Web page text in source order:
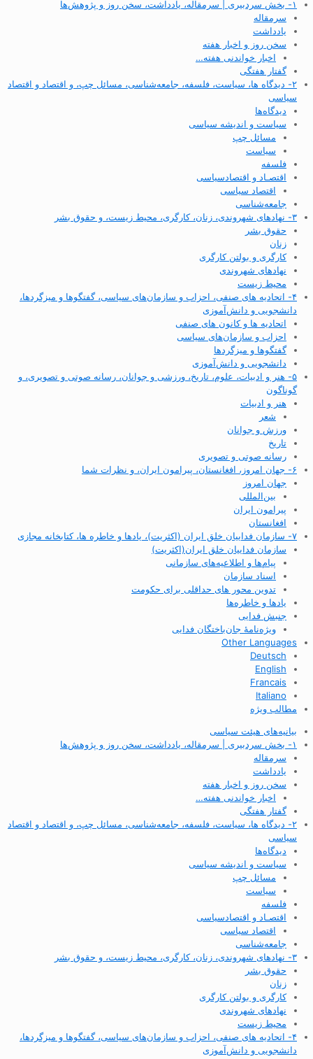
۱- بخش سردبیری | سرمقاله، یادداشت، سخن روز و پژوهش‌ها
سرمقاله
یادداشت
سخن روز و اخبار هفته
اخبار خواندنی هفته…
گفتار هفتگی
۲- دیدگاه ها، سیاست، فلسفه، جامعه‌شناسی، مسائل چپ، و اقتصاد و اقتصاد
سیاسی
دیدگاه‌ها
سیاست و اندیشه سیاسی
مسائل چپ
سیاست
فلسفه
اقتصـاد و اقتصاد‌سیاسی
اقتصاد سیاسی
جامعه‌شناسی
۳- نهادهای شهروندی، زنان، کارگری، محیط زیست، و حقوق بشر
حقوق بشر
زنان
کارگری و بولتن کارگری
نهادهای شهروندی
محیط زیست
۴- اتحادیه های صنفی، احزاب و سازمان‌های سیاسی، گفتگوها و میزگردها،
دانشجویی و دانش‌آموزی
اتحادیه ها و کانون های صنفی
احزاب و سازمان‌های سیاسی
گفتگوها و میزگردها
دانشجویی و دانش‌آموزی
۵- هنر و ادبیات، علوم، تاریخ، ورزشی و جوانان، رسانه صوتی و تصویری، و
گوناگون
هنر و ادبیات
شعر
ورزش و جوانان
تاریخ
رسانه صوتی و تصویری
۶- جهان امروز، افغانستان، پیرامون ایران، و نظرات شما
جهان امروز
بین‌المللی
پیرامون ایران
افغانستان
۷- سازمان فداییان خلق ایران (اکثریت)، یادها و خاطره ها، کتابخانه مجازی
سازمان فداییان خلق ایران(اکثریت)
پیام‌ها و اطلاعیه‌های سازمانی
اسناد سازمان
تدوین محور های حداقلی برای حکومت
یادها و خاطره‌ها
جنبش فدایی
ویژه‌نامهٔ جان‌باختگان فدایی
Other Languages
Deutsch
English
Francais
Italiano
مطالب ویژه
بیانیه‌های هیئت سیاسی
۱- بخش سردبیری | سرمقاله، یادداشت، سخن روز و پژوهش‌ها
سرمقاله
یادداشت
سخن روز و اخبار هفته
اخبار خواندنی هفته…
گفتار هفتگی
۲- دیدگاه ها، سیاست، فلسفه، جامعه‌شناسی، مسائل چپ، و اقتصاد و اقتصاد
سیاسی
دیدگاه‌ها
سیاست و اندیشه سیاسی
مسائل چپ
سیاست
فلسفه
اقتصـاد و اقتصاد‌سیاسی
اقتصاد سیاسی
جامعه‌شناسی
۳- نهادهای شهروندی، زنان، کارگری، محیط زیست، و حقوق بشر
حقوق بشر
زنان
کارگری و بولتن کارگری
نهادهای شهروندی
محیط زیست
۴- اتحادیه های صنفی، احزاب و سازمان‌های سیاسی، گفتگوها و میزگردها،
دانشجویی و دانش‌آموزی